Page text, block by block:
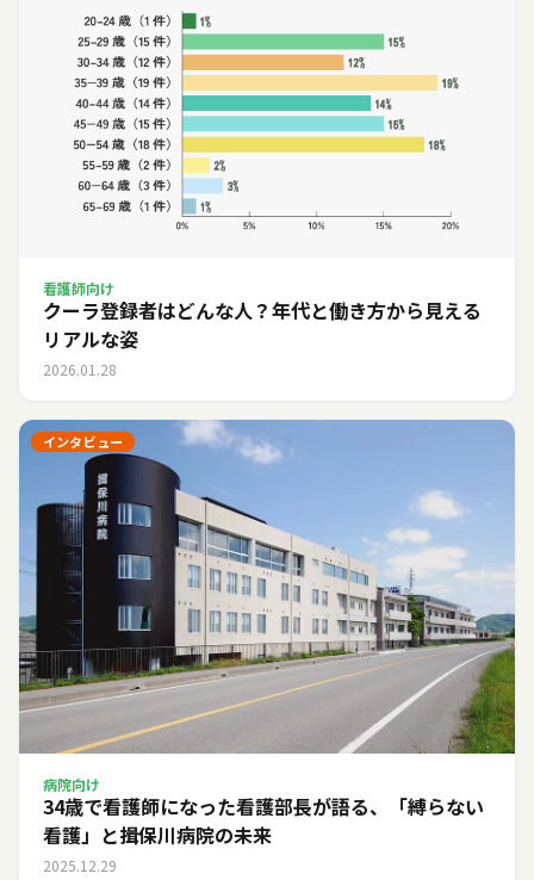
看護師向け
クーラ登録者はどんな人？年代と働き方から見える
リアルな姿
2026.01.28
インタビュー
病院向け
34歳で看護師になった看護部長が語る、「縛らない
看護」と揖保川病院の未来
2025.12.29